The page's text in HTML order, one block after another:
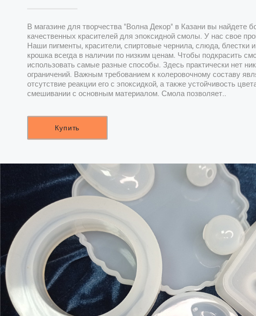
В магазине для творчества "Волна Декор" в Казани вы найдете
качественных красителей для эпоксидной смолы. У нас свое
Наши пигменты, красители, спиртовые чернила, слюда, блестки
крошка всегда в наличии по низким ценам. Чтобы подкрасить
использовать самые разные способы. Здесь практически нет
ограничений. Важным требованием к колеровочному составу
отсутствие реакции его с эпоксидкой, а также устойчивость
смешивании с основным материалом. Смола позволяет..
Купить